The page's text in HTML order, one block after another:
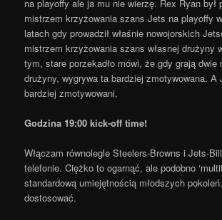
na playoffy ale ja mu nie wierzę. Rex Ryan był
mistrzem krzyżowania szans Jets na playoffy
latach gdy prowadził właśnie nowojorskich
mistrzem krzyżowania szans własnej drużyny
tym, stare porzekadło mówi, że gdy grają dwie
drużyny, wygrywa ta bardziej zmotywowana. A
bardziej zmotywowani.
Godzina 19:00 kick-off time!
Włączam równolegle Steelers-Browns i Jets-
telefonie. Ciężko to ogarnąć, ale podobno
standardową umiejętnością młodszych
dostosować.